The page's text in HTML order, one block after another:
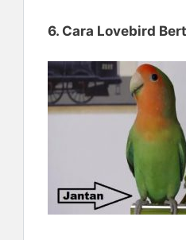
6. Cara Lovebird